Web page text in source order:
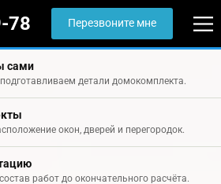
78 Перезвоните мне
сами
детали домокомплекта.
окон, дверей и перегородок.
работ до окончательного расчёта.